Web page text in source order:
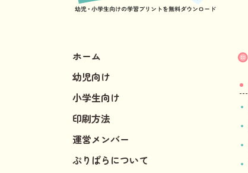
ホーム
幼児向け
小学生向け
印刷方法
運営メンバー
ぷりぱらについて